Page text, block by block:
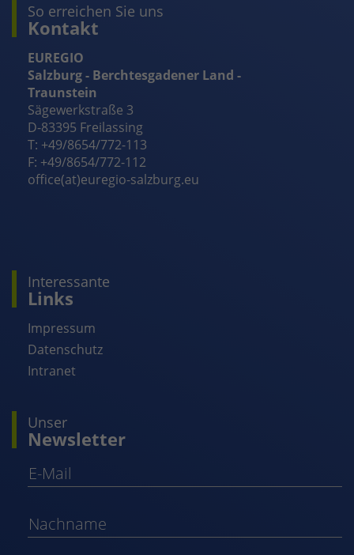
So erreichen Sie uns
Kontakt
EUREGIO
Salzburg - Berchtesgadener Land -
Traunstein
Sägewerkstraße 3
D-83395 Freilassing
T: +49/8654/772-113
F: +49/8654/772-112
office(at)euregio-salzburg.eu
Interessante
Links
Impressum
Datenschutz
Intranet
Unser
Newsletter